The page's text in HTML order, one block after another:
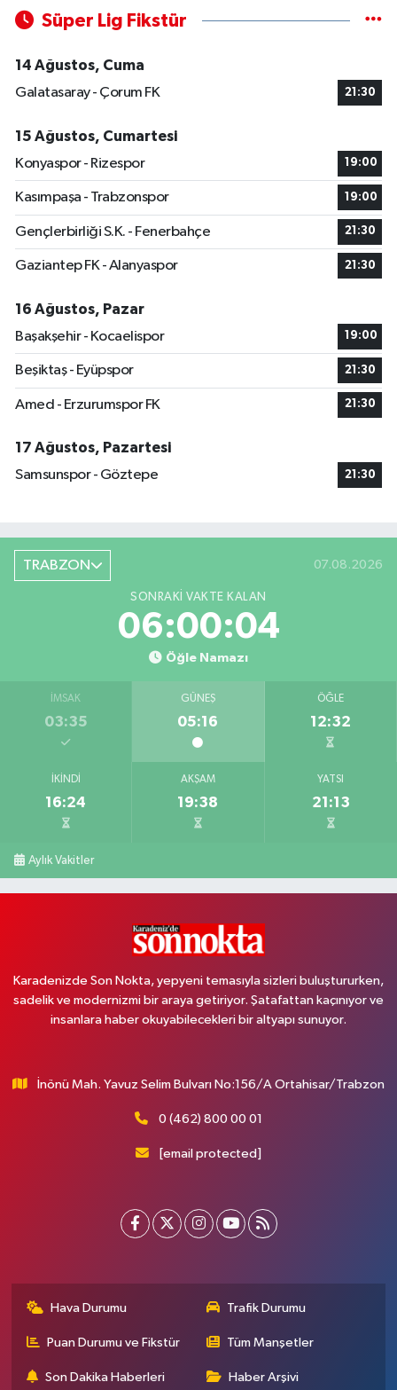
Süper Lig Fikstür
14 Ağustos, Cuma
Galatasaray - Çorum FK
21:30
15 Ağustos, Cumartesi
Konyaspor - Rizespor
19:00
Kasımpaşa - Trabzonspor 19:00
Gençlerbirliği S.K. - Fenerbahçe 21:30
Gaziantep FK - Alanyaspor 21:30
16 Ağustos, Pazar
Başakşehir - Kocaelispor
19:00
Beşiktaş - Eyüpspor 21:30
Amed - Erzurumspor FK 21:30
17 Ağustos, Pazartesi
Samsunspor - Göztepe
21:30
TRABZON 07.08.2026
SONRAKI VAKTE KALAN
06:00:03
Öğle Namazı
İMSAK
03:35
GÜNEŞ
05:16
ÖĞLE
12:32
İKINDI
16:24
AKŞAM
19:38
YATSI
21:13
Aylık Vakitler
Karadenizde Son Nokta, yepyeni temasıyla sizleri buluştururken,
sadelik ve modernizmi bir araya getiriyor. Şatafattan kaçınıyor ve
insanlara haber okuyabilecekleri bir altyapı sunuyor.
İnönü Mah. Yavuz Selim Bulvarı No:156/A Ortahisar/Trabzon
0 (462) 800 00 01
[email protected]
Hava Durumu Trafik Durumu
Puan Durumu ve Fikstür Tüm Manşetler
Son Dakika Haberleri Haber Arşivi